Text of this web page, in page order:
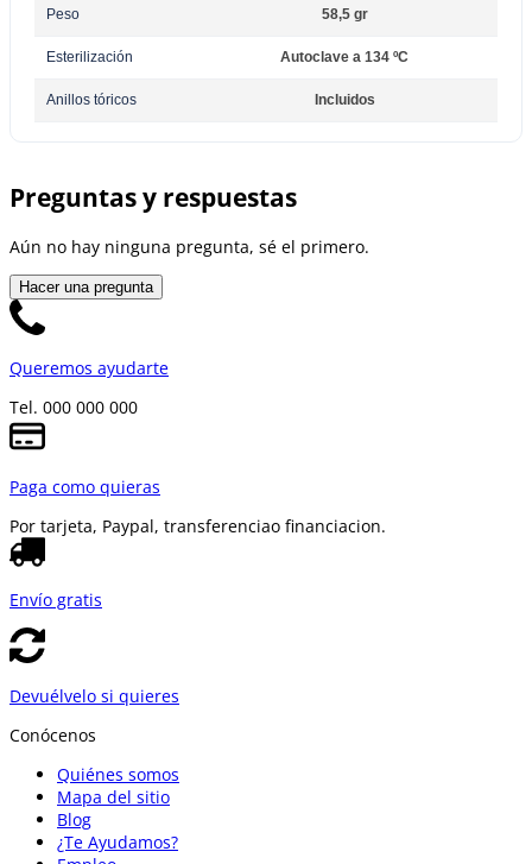
Peso 58,5 gr
Esterilización Autoclave a 134 ºC
Anillos tóricos Incluidos
Preguntas y respuestas
Aún no hay ninguna pregunta, sé el primero.
Hacer una pregunta
Queremos ayudarte
Tel. 000 000 000
Paga como quieras
Por tarjeta, Paypal, transferenciao financiacion.
Envío gratis
Devuélvelo si quieres
Conócenos
Quiénes somos
Mapa del sitio
Blog
¿Te Ayudamos?